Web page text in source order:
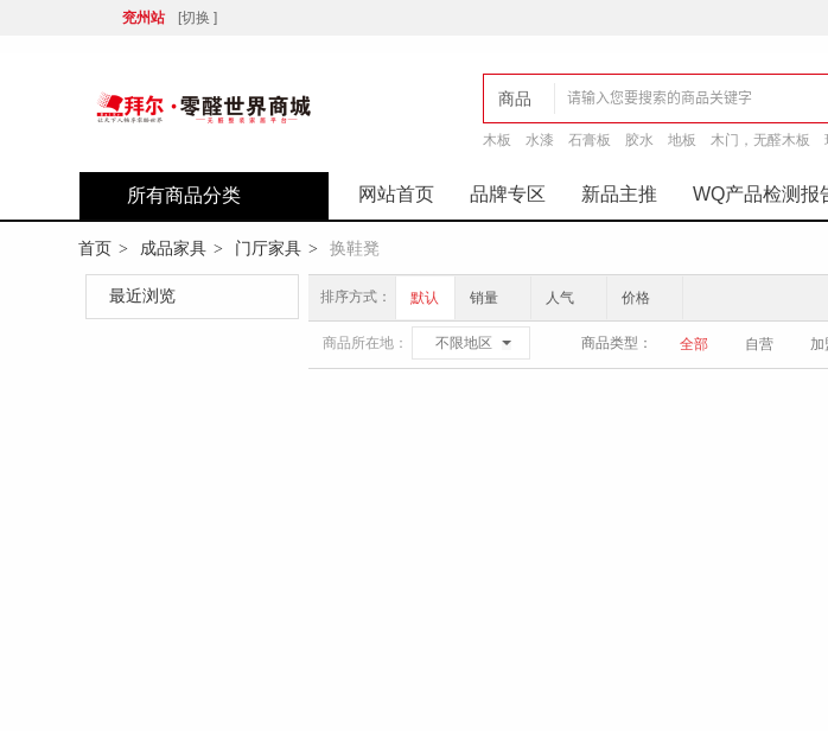
兖州站 [切换 ]
商品
店铺
木板 水漆 石膏板 胶水 地板 木门，无醛木板
所有商品分类 网站首页 品牌专区 新品主推 WQ产品检测报
首页 > 成品家具 > 门厅家具 > 换鞋凳
最近浏览 排序方式： 默认 销量 人气 价格
商品所在地： 不限地区 商品类型： 全部 自营 加